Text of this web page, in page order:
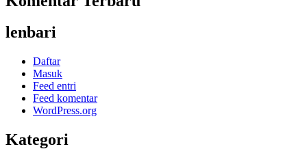
lenbari
Daftar
Masuk
Feed entri
Feed komentar
WordPress.org
Kategori